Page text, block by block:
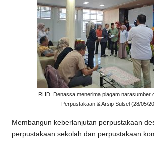
RHD. Denassa menerima piagam narasumber
Perpustakaan & Arsip Sulsel (28/05/
Membangun keberlanjutan perpustakaan
perpustakaan sekolah dan perpustakaan